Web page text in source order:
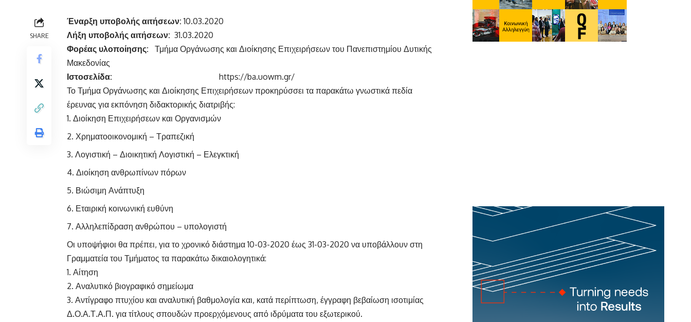
SHARE
Έναρξη υποβολής αιτήσεων:10.03.2020
Λήξη υποβολής αιτήσεων: 31.03.2020
Φορέας υλοποίησης: Τμήμα Οργάνωσης και Διοίκησης Επιχειρήσεων του Πανεπιστημίου Δυτικής
Μακεδονίας
Ιστοσελίδα: https://ba.uowm.gr/
Το Τμήμα Οργάνωσης και Διοίκησης Επιχειρήσεων προκηρύσσει τα παρακάτω γνωστικά πεδία
έρευνας για εκπόνηση διδακτορικής διατριβής:
Διοίκηση Επιχειρήσεων και Οργανισμών
Χρηματοοικονομική – Τραπεζική
Λογιστική – Διοικητική Λογιστική – Ελεγκτική
Διοίκηση ανθρωπίνων πόρων
Βιώσιμη Ανάπτυξη
Εταιρική κοινωνική ευθύνη
Αλληλεπίδραση ανθρώπου – υπολογιστή
Οι υποψήφιοι θα πρέπει, για το χρονικό διάστημα 10-03-2020 έως 31-03-2020 να υποβάλλουν στη
Γραμματεία του Τμήματος τα παρακάτω δικαιολογητικά:
Αίτηση
2. Αναλυτικό βιογραφικό σημείωμα
3. Αντίγραφο πτυχίου και αναλυτική βαθμολογία και, κατά περίπτωση, έγγραφη βεβαίωση ισοτιμίας
Δ.Ο.Α.Τ.Α.Π. για τίτλους σπουδών προερχόμενους από ιδρύματα του εξωτερικού.